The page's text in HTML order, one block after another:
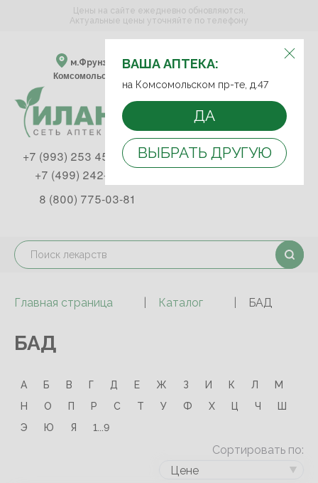
ВЫБЕРИТЕ АПТЕКУ:
м.Фрунзенская м.Спортивная
Комсомольский пр-т, д. 47
ВАША АПТЕКА:
на Комсомольском пр-те, д.47
ДА
ВЫБРАТЬ ДРУГУЮ
Цены на сайте ежедневно обновляются.
Актуальные цены уточняйте по телефону
+7 (993) 253 45 93
+7 (499) 242-90-85
8 (800) 775-03-81
Главная страница Каталог БАД
БАД
А Б В Г Д Е Ж З И К Л
М
Н
О П Р С Т У Ф Х Ц Ч
Ш
Э
Ю Я 1...9
Сортировать по:
Цене